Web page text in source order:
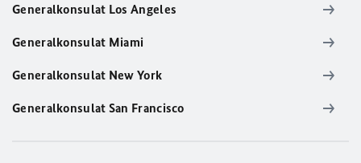
Generalkonsulat Los Angeles
Generalkonsulat Miami
Generalkonsulat New York
Generalkonsulat San Francisco